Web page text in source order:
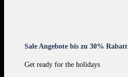
Sale Angebote bis zu 30% Rabatt
Get ready for the holidays